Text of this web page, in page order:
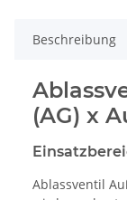
Beschreibung
(AG) x
Ablassventil